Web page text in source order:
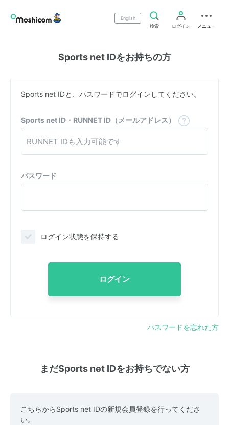
English
検索
ログイン メニュー
Sports net IDをお持ちの方
Sports net IDと、パスワードでログインしてください。
Sports net ID・RUNNET ID（メールアドレス）
パスワード
ログイン状態を保持する
ログイン
パスワードを忘れた方
まだSports net IDをお持ちでない方
こちらからSports net IDの新規会員登録を行ってくださ
い。